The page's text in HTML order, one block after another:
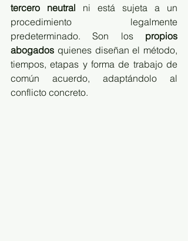
tercero neutral ni está sujeta a un
procedimiento legalmente
predeterminado. Son los propios
abogados quienes diseñan el método,
tiempos, etapas y forma de trabajo de
común acuerdo, adaptándolo al
conflicto concreto.